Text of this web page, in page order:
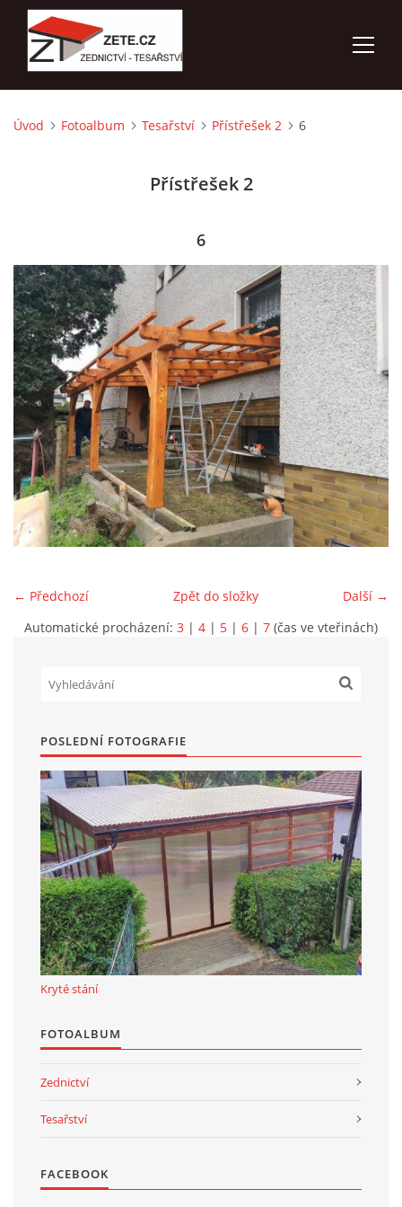
ÚVOD
KONTAKTY
3D VIZUALIZACE
Marek Petruželka
Studýnka 131
Hronov
549 46
+420 731561027
Aktualizováno: 22. 9. 2023
Úvod Fotoalbum Tesařství Přístřešek 2 6
Přístřešek 2
6
← Předchozí Další →
Zpět do složky
Automatické procházení: 3 | 4 | 5 | 6 | 7 (čas ve vteřinách)
POSLEDNÍ FOTOGRAFIE
Kryté stání
FOTOALBUM
Zednictví
Tesařství
FACEBOOK